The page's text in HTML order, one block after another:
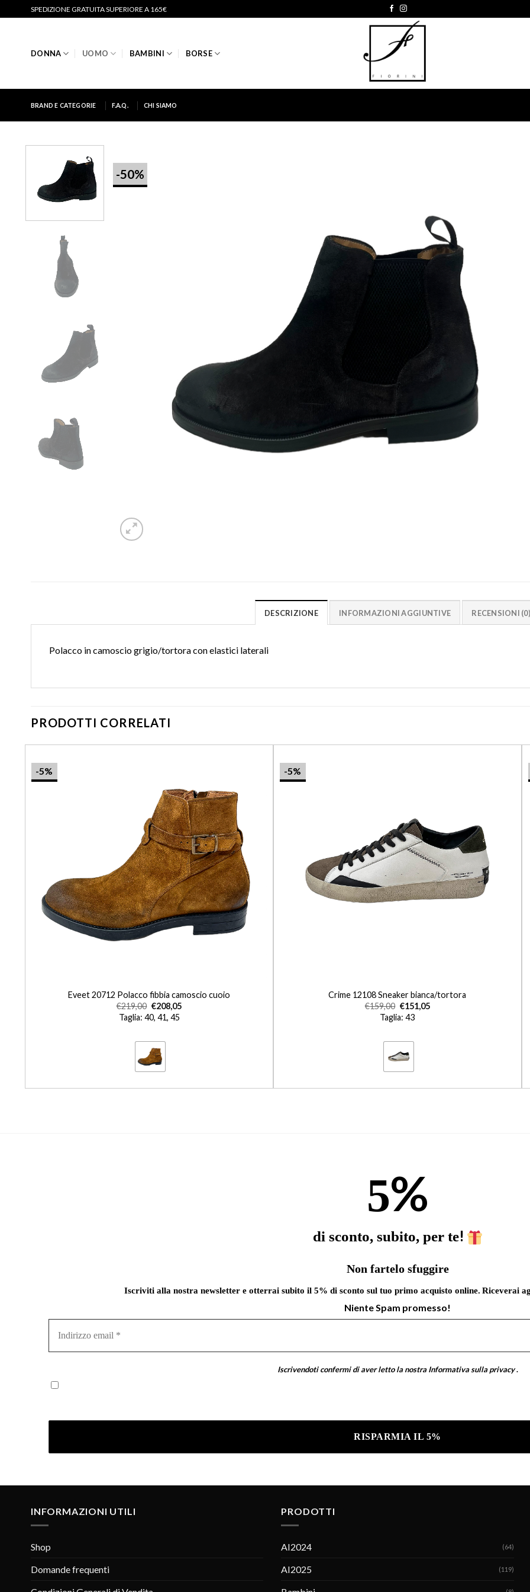
SPEDIZIONE GRATUITA SUPERIORE A 165€
DONNA UOMO BAMBINI BORSE
BRAND E CATEGORIE F.A.Q. CHI SIAMO
-50%
DESCRIZIONE INFORMAZIONI AGGIUNTIVE RECENSIONI (0)
Polacco in camoscio grigio/tortora con elastici laterali
PRODOTTI CORRELATI
-5%
Eveet 20712 Polacco fibbia camoscio cuoio
€219,00 €208,05
Taglia: 40, 41, 45
-5%
Crime 12108 Sneaker bianca/tortora
€159,00 €151,05
Taglia: 43
5%
di sconto, subito, per te!
Non fartelo sfuggire
Iscriviti alla nostra newsletter e otterrai subito il 5% di sconto sul tuo primo acquisto online. Riceverai
Niente Spam promesso!
email
Iscrivendoti confermi di aver letto la nostraInformativa sulla privacy .
INFORMAZIONI UTILI
Shop
Domande frequenti
PRODOTTI
AI2024 (64)
AI2025 (119)